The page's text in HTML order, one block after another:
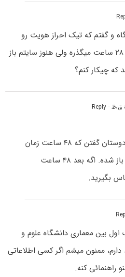
و گفتم که تیک احراز هویت رو
بردارند. اونام برداشتند. الان ۲۸ ساعت میگذره ولی هنوز سایتم باز
که چیکار کنم؟
- Reply
صبور باشید. خیلی از دوستان گفتن که ۴۸ ساعت زمان
برده تا سایت براشون باز شده. اگه بعد ۴۸ ساعت
بگیرید.
بین معماری دانشگاه علوم و
دارم، ممنون میشم اگر کسی اطلاعاتی
راهنمائی کنه.